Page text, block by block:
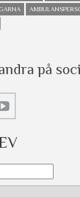
på